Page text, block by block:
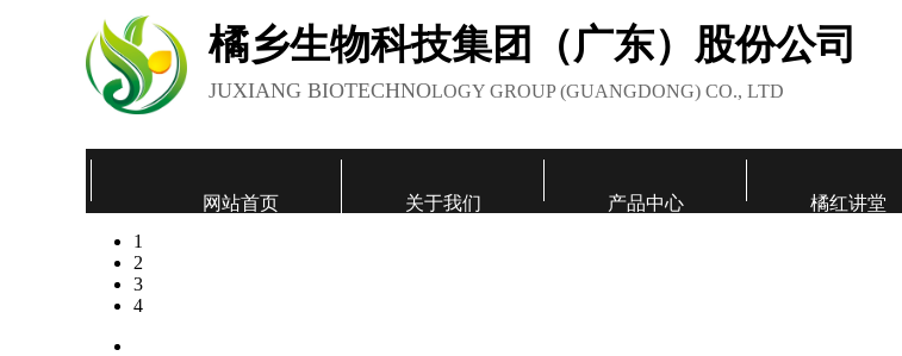
橘乡生物科技集团（广东）股份公司
JUXIANG BIOTECHNOLOGY GROUP (GUANGDONG) CO., LTD
网站首页 关于我们 产品中心 橘红讲堂
1
2
3
4